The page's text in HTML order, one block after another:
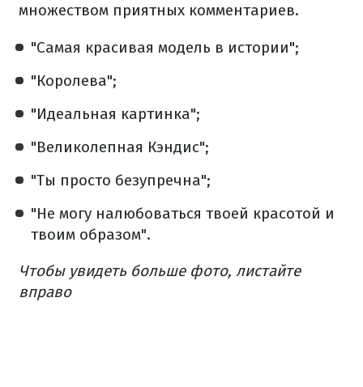
множеством приятных комментариев.
"Самая красивая модель в истории";
"Королева";
"Идеальная картинка";
"Великолепная Кэндис";
"Ты просто безупречна";
"Не могу налюбоваться твоей красотой и
твоим образом".
Чтобы увидеть больше фото, листайте
вправо